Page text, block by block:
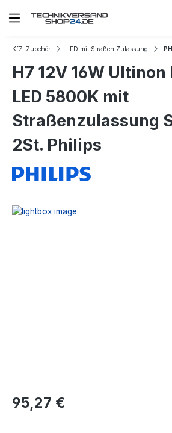
Zum Hauptinhalt springen
KfZ-Zubehör LED mit Straßen Zulassung
H7 12V 16W
LED 5800K mit
Straßenzulassung
2St. Philips
Regulärer Preis:
95,27 €